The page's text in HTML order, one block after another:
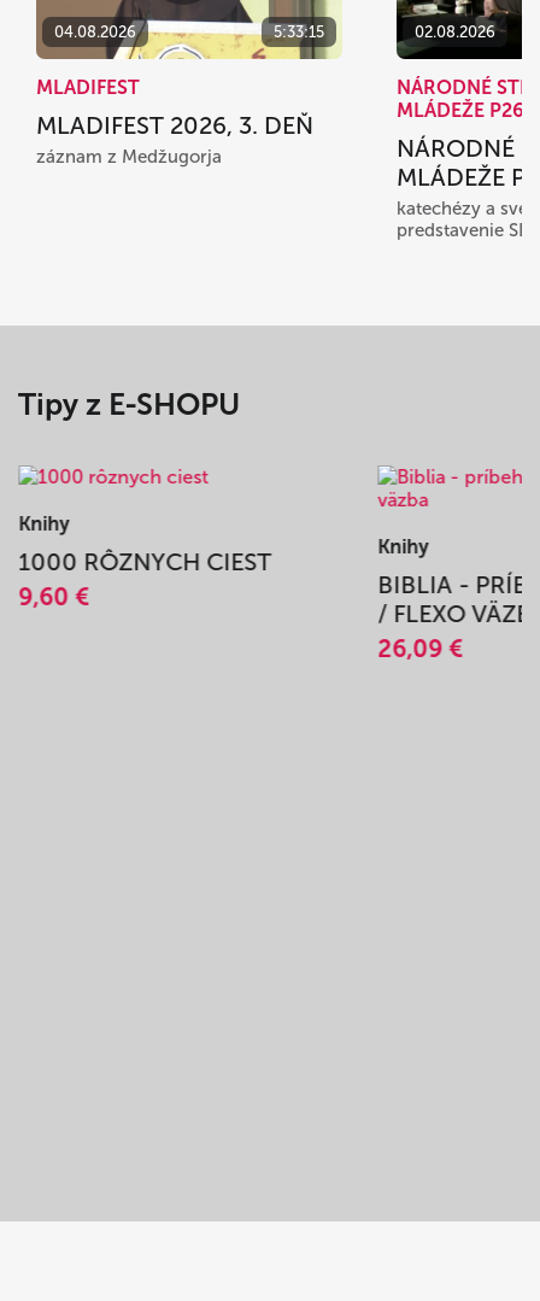
04.08.2026 5:33:15
MLADIFEST
MLADIFEST 2026, 3. DEŇ
záznam z Medžugorja
02.08.2026
NÁRODNÉ
MLÁDEŽE P26
NÁRODNÉ
MLÁDEŽE
katechézy a
predstavenie
Tipy z E-SHOPU
Knihy
1000 RÔZNYCH CIEST
9,60 €
Knihy
BIBLIA -
/ FLEXO
26,09 €